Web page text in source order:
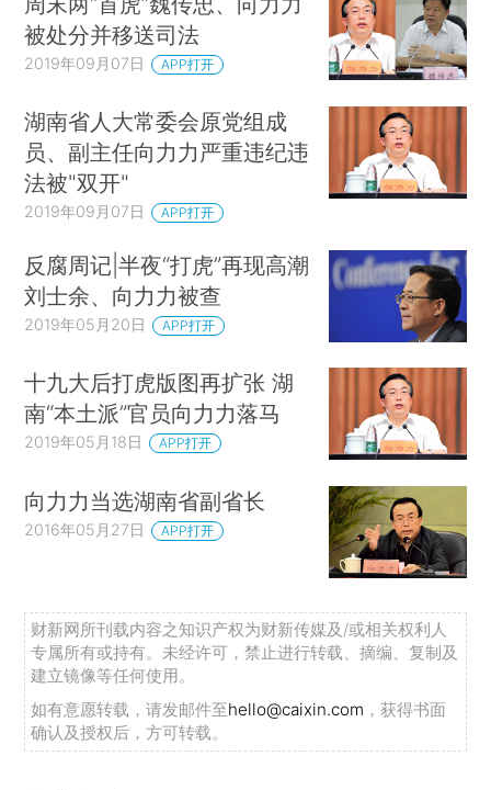
被处分并移送司法
2019年09月07日 APP打开
湖南省人大常委会原党组成
员、副主任向力力严重违纪违
法被"双开"
2019年09月07日 APP打开
反腐周记|半夜“打虎”再现高潮
刘士余、向力力被查
2019年05月20日 APP打开
十九大后打虎版图再扩张 湖
南“本土派”官员向力力落马
2019年05月18日 APP打开
向力力当选湖南省副省长
2016年05月27日 APP打开
财新网所刊载内容之知识产权为财新传媒及/或相关权利人
专属所有或持有。未经许可，禁止进行转载、摘编、复制及
建立镜像等任何使用。
如有意愿转载，请发邮件至hello@caixin.com ，获得书面
确认及授权后，方可转载。